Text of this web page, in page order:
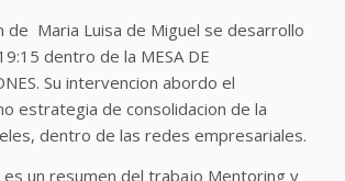
de Maria Luisa de Miguel se desarrollo
dentro de la MESA DE
Su intervencion abordo el
estrategia de consolidacion de la
dentro de las redes empresariales.
es un resumen del trabajo Mentoring y